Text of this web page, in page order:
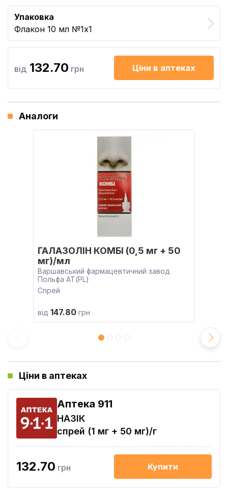
Упаковка
Флакон 10 мл №1x1
від 132.70 грн Ціни в аптеках
Аналоги
ГАЛАЗОЛІН КОМБІ (0,5 мг + 50
мг)/мл
Варшавський фармацевтичний завод
Польфа АТ(PL)
Спрей
від 147.80 грн
Ціни в аптеках
Aптека 911
НАЗІК
спрей (1 мг + 50 мг)/г
132.70 грн Купити